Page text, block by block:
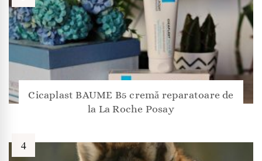
Cicaplast BAUME B5 cremă reparatoare de
la La Roche Posay